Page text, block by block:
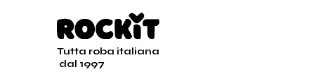
Tutta roba italiana
dal 1997